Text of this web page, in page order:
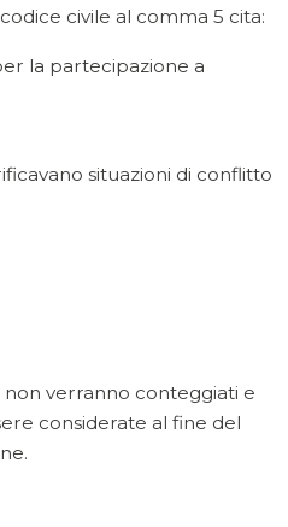
civile al comma 5 cita:
la partecipazione a
situazioni di conflitto
verranno conteggiati e
considerate al fine del